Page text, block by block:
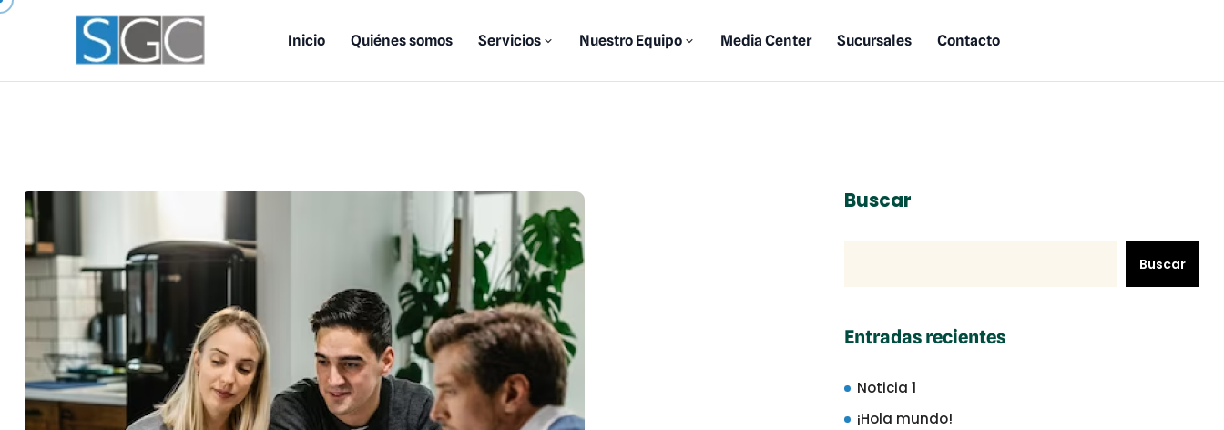
Inicio Quiénes somos Servicios Nuestro Equipo Media Center Sucursales Contacto
Buscar
Buscar
Entradas recientes
Noticia 1
¡Hola mundo!